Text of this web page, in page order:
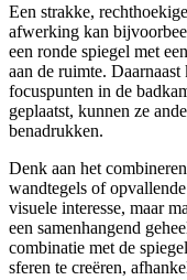
Een strakke,
afwerking kan
een ronde spiegel met
aan de ruimte.
focuspunten in de
geplaatst, kunnen ze
benadrukken.
Denk aan het
wandtegels of
visuele interesse, maar
een samenhangend
combinatie met de
sferen te creëren,